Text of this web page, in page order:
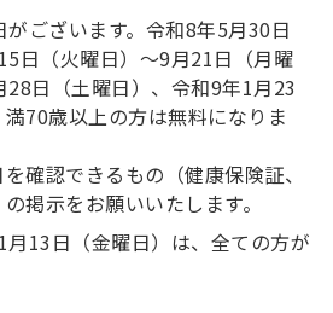
ございます。令和8年5月30日
日（火曜日）～9月21日（月曜
28日（土曜日）、令和9年1月23
70歳以上の方は無料になりま
確認できるもの（健康保険証、
掲示をお願いいたします。
13日（金曜日）は、全ての方が